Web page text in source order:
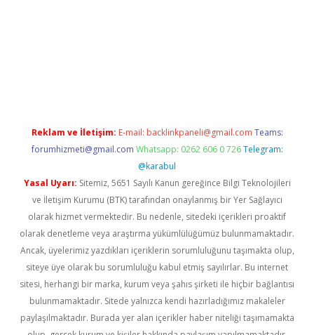
Reklam ve İletişim: E-mail: backlinkpaneli@gmail.com Teams:
forumhizmeti@gmail.com Whatsapp: 0262 606 0 726 Telegram:
@karabul
Yasal Uyarı: Sitemiz, 5651 Sayılı Kanun gereğince Bilgi Teknolojileri
ve İletişim Kurumu (BTK) tarafından onaylanmış bir Yer Sağlayıcı
olarak hizmet vermektedir. Bu nedenle, sitedeki içerikleri proaktif
olarak denetleme veya araştırma yükümlülüğümüz bulunmamaktadır.
Ancak, üyelerimiz yazdıkları içeriklerin sorumluluğunu taşımakta olup,
siteye üye olarak bu sorumluluğu kabul etmiş sayılırlar. Bu internet
sitesi, herhangi bir marka, kurum veya şahıs şirketi ile hiçbir bağlantısı
bulunmamaktadır. Sitede yalnızca kendi hazırladığımız makaleler
paylaşılmaktadır. Burada yer alan içerikler haber niteliği taşımamakta